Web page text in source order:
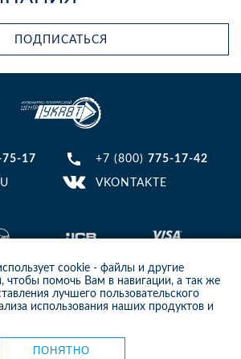
cookie - файлы и другие
чтобы помочь Вам в навигации, а так же
лучшего пользовательского
использования наших продуктов и
ПОНЯТНО
ПОДПИСАТЬСЯ
75-17 +7 (800) 775-17-42
VKONTAKTE
ИНН: 7448122124, ОГРН: 1097448007216
НЕ ЯВЛЯЕТСЯ ПУБЛИЧНОЙ ОФЕРТОЙ. ДЛЯ